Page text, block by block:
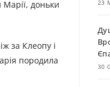
Марії, доньки
за Клеопу і
породила
23
30